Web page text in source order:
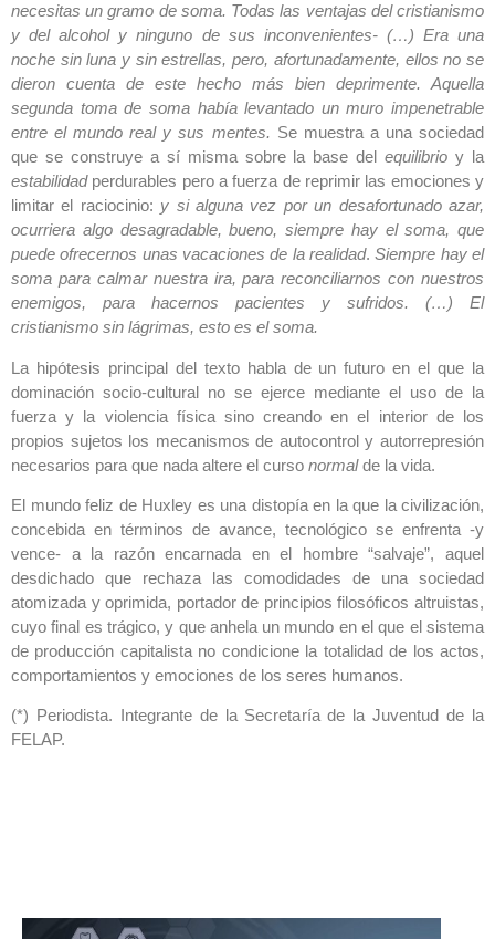
necesitas un gramo de soma. Todas las ventajas del cristianismo
y del alcohol y ninguno de sus inconvenientes- (…) Era una
noche sin luna y sin estrellas, pero, afortunadamente, ellos no se
dieron cuenta de este hecho más bien deprimente. Aquella
segunda toma de soma había levantado un muro impenetrable
entre el mundo real y sus mentes. Se muestra a una sociedad
que se construye a sí misma sobre la base delequilibrio y la
estabilidad perdurables pero a fuerza de reprimir las emociones y
limitar el raciocinio: y si alguna vez por un desafortunado azar,
ocurriera algo desagradable, bueno, siempre hay el soma, que
puede ofrecernos unas vacaciones de la realidad.Siempre hay el
soma para calmar nuestra ira, para reconciliarnos con nuestros
enemigos, para hacernos pacientes y sufridos. (…) El
cristianismo sin lágrimas, esto es el soma.
La hipótesis principal del texto habla de un futuro en el que la
dominación socio-cultural no se ejerce mediante el uso de la
fuerza y la violencia física sino creando en el interior de los
propios sujetos los mecanismos de autocontrol y autorrepresión
necesarios para que nada altere el curso normalde la vida.
El mundo feliz de Huxley es una distopía en la que la civilización,
concebida en términos de avance, tecnológico se enfrenta -y
vence- a la razón encarnada en el hombre “salvaje”, aquel
desdichado que rechaza las comodidades de una sociedad
atomizada y oprimida, portador de principios filosóficos altruistas,
cuyo final es trágico, y que anhela un mundo en el que el sistema
de producción capitalista no condicione la totalidad de los actos,
comportamientos y emociones de los seres humanos.
(*) Periodista. Integrante de la Secretaría de la Juventud de la
FELAP.